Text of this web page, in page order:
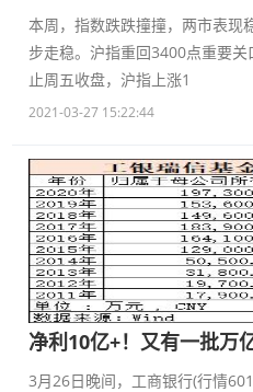
本周，指数跌跌撞撞，两市表现
步走稳。沪指重回3400点重要
止周五收盘，沪指上涨1
2021-03-27 15:22:44
净利10亿+！又有一批万
3月26日晚间，工商银行(行情